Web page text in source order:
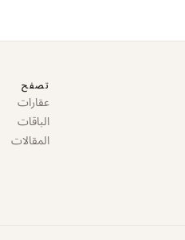
تصفح
عقارات
الباقات
المقالات